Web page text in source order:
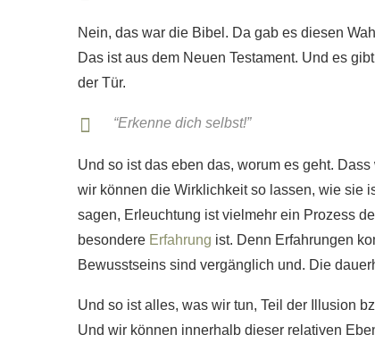
Nein, das war die Bibel. Da gab es diesen
Das ist aus dem Neuen Testament. Und es
der Tür.
“Erkenne dich selbst!”
Und so ist das eben das, worum es geht.
wir können die Wirklichkeit so lassen, wie sie
sagen, Erleuchtung ist vielmehr ein Prozess
besondere Erfahrung ist. Denn Erfahrungen
Bewusstseins sind vergänglich und. Die
Und so ist alles, was wir tun, Teil der Illusion
Und wir können innerhalb dieser relativen